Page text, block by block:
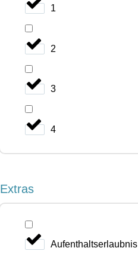
1
2
3
4
Extras
Aufenthaltserlaubnis